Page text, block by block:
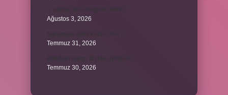
Ağustos 3, 2026
Temmuz 31, 2026
Temmuz 30, 2026